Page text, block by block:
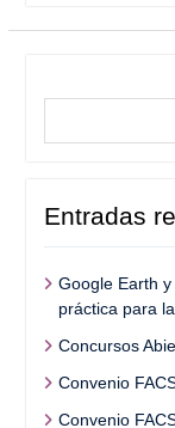
Entradas
Google Earth
práctica para
Concursos
Convenio
Convenio